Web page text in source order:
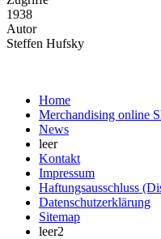
1938
Autor
Steffen Hufsky
Home
Merchandising online
News
leer
Kontakt
Impressum
Haftungsausschluss
Datenschutzerklärung
Sitemap
leer2